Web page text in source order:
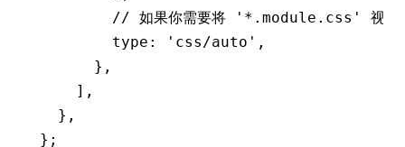
// 如果你需要将 '*.module.css' 视
        type
: 'css/auto' ,
      }
,
    ]
,
  }
,
};